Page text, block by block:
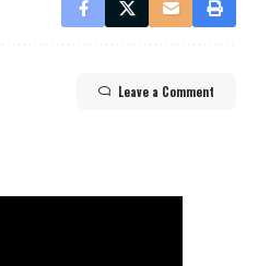
Leave a Comment